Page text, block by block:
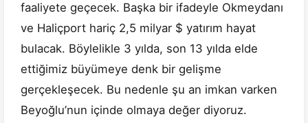
faaliyete geçecek. Başka bir ifadeyle Okmeydanı
ve Haliçport hariç 2,5 milyar $ yatırım hayat
bulacak. Böylelikle 3 yılda, son 13 yılda elde
ettiğimiz büyümeye denk bir gelişme
gerçekleşecek. Bu nedenle şu an imkan varken
Beyoğlu’nun içinde olmaya değer diyoruz.